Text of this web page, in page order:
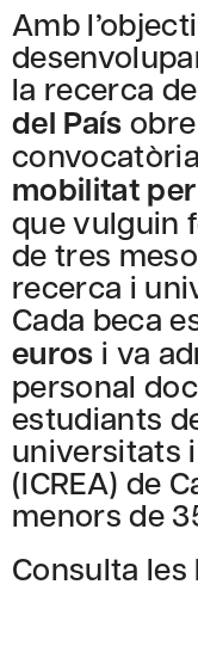
Amb
la recerca
del País
mobilitat
que vulguin
de tres
recerca i
Cada beca
euros i va
personal
estudiants
universitats
(ICREA) de
menors de
Consulta